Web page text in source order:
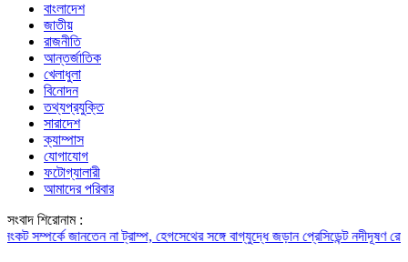
বাংলাদেশ
জাতীয়
রাজনীতি
আন্তর্জাতিক
খেলাধুলা
বিনোদন
তথ্যপ্রযুক্তি
সারাদেশ
ক্যাম্পাস
যোগাযোগ
ফটোগ্যালারী
আমাদের পরিবার
সংবাদ শিরোনাম :
জানতেন না ট্রাম্প, হেগসেথের সঙ্গে বাগ্‌যুদ্ধে জড়ান প্রেসিডেন্টনদীদূষণ রোধে